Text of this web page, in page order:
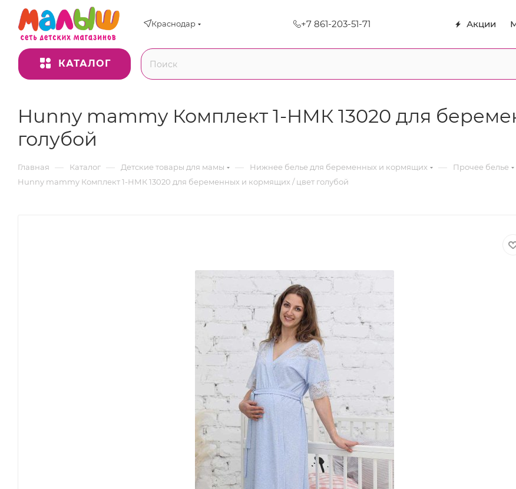
Краснодар +7 861-203-51-71 Акции
КАТАЛОГ
Hunny mammy Комплект 1-НМК 13020 для
голубой
Главная — Каталог — Детские товары для мамы — Нижнее белье для беременных и кормящих — Прочее белье
Hunny mammy Комплект 1-НМК 13020 для беременных и кормящих / цвет голубой